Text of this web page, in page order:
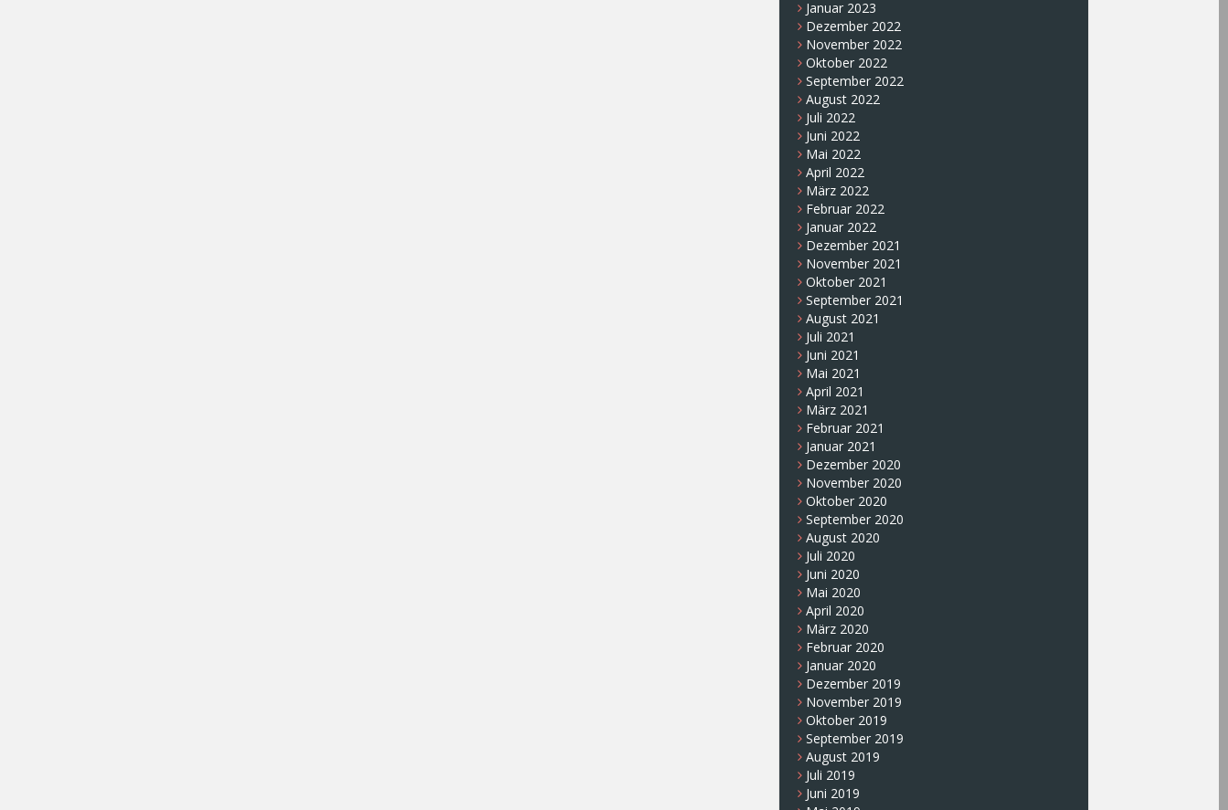
Januar 2023
Dezember 2022
November 2022
Oktober 2022
September 2022
August 2022
Juli 2022
Juni 2022
Mai 2022
April 2022
März 2022
Februar 2022
Januar 2022
Dezember 2021
November 2021
Oktober 2021
September 2021
August 2021
Juli 2021
Juni 2021
Mai 2021
April 2021
März 2021
Februar 2021
Januar 2021
Dezember 2020
November 2020
Oktober 2020
September 2020
August 2020
Juli 2020
Juni 2020
Mai 2020
April 2020
März 2020
Februar 2020
Januar 2020
Dezember 2019
November 2019
Oktober 2019
September 2019
August 2019
Juli 2019
Juni 2019